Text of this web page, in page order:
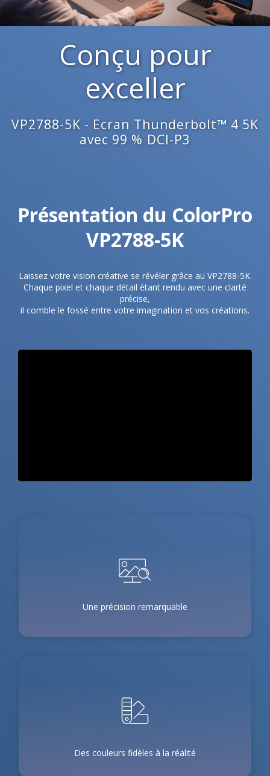
Conçu pour
exceller
VP2788-5K - Ecran Thunderbolt™ 4 5K
avec 99 % DCI-P3
Présentation du ColorPro
VP2788-5K​
Laissez votre vision créative se révéler grâce au VP2788-5K.
Chaque pixel et chaque détail étant rendu avec une clarté
précise,
il comble le fossé entre votre imagination et vos créations.​
Une précision remarquable
Des couleurs fidèles à la réalité